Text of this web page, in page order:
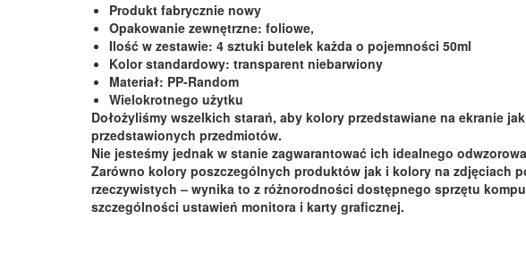
Produkt fabrycznie nowy
Opakowanie zewnętrzne: foliowe,
Ilość w zestawie: 4 sztuki butelek każda o pojemności 50ml
Kolor standardowy: transparent niebarwiony
Materiał: PP-Random
Wielokrotnego użytku
Dołożyliśmy wszelkich starań, aby kolory przedstawiane na ekranie
przedstawionych przedmiotów.
Nie jesteśmy jednak w stanie zagwarantować ich idealnego
Zarówno kolory poszczególnych produktów jak i kolory na zdjęciach
rzeczywistych – wynika to z różnorodności dostępnego sprzętu
szczególności ustawień monitora i karty graficznej.